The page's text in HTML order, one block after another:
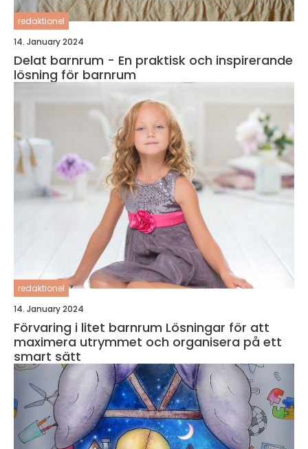
redaktionel
14. January 2024
Delat barnrum - En praktisk och inspirerande
lösning för barnrum
redaktionel
14. January 2024
Förvaring i litet barnrum Lösningar för att
maximera utrymmet och organisera på ett
smart sätt